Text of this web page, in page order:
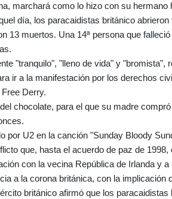
marchará como lo hizo con su hermano
día, los paracaidistas británico
13 muertos. Una 14ª persona que
"tranquilo", "lleno de vida" y "bromista",
ir a la manifestación por los derechos
Derry.
chocolate, para el que su madre
por U2 en la canción "Sunday Bloody
que, hasta el acuerdo de paz de 1998,
con la vecina República de Irlanda y
a la corona británica, con la implicación
británico afirmó que los